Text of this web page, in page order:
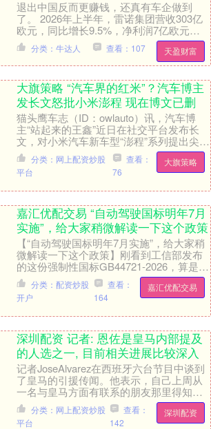
退出中国反而更赚钱，还真有车企做到
了。 2026年上半年，雷诺集团营收303亿
欧元，同比增长9.5%，净利润7亿欧元。
同期，Stellantis集团上半年营收超....
天盈财富
分类：牛达人 查看：107
大旗策略 “汽车界的红米”？汽车博主
发长文怒批小米澎程 现在博文已删
猫头鹰车志（ID：owlauto）讯，汽车博
主“站起来的王鑫”近日在社交平台发布长
文，对小米汽车新车型“澎程”系列提出尖锐
批评，称其为“汽车界的红米”、“标准的....
大旗策略
分类：网上配资炒股
平台
查看：
76
嘉汇优配交易 “自动驾驶国标明年7月
实施”，给大家稍微解读一下这个政策
【“自动驾驶国标明年7月实施”，给大家稍
微解读一下这个政策】刚看到工信部发布
的这份强制性国标GB44721‑2026，算是国
内高阶智驾一个里程碑文件。给大家稍
微....
嘉汇优配交易
分类：配资炒股
开户
查看：
164
深圳配资 记者: 恩佐是皇马内部提及
的人选之一, 目前相关进展比较深入
记者JoseAlvarez在西班牙六台节目中谈到
了皇马的引援传闻。他表示，自己上周从
一名与皇马方面有联系的朋友那里得知，
恩佐-费尔南德斯曾被弗洛伦蒂诺的竞选团
队....
深圳配资
分类：网上配资炒股
平台
查看：
142